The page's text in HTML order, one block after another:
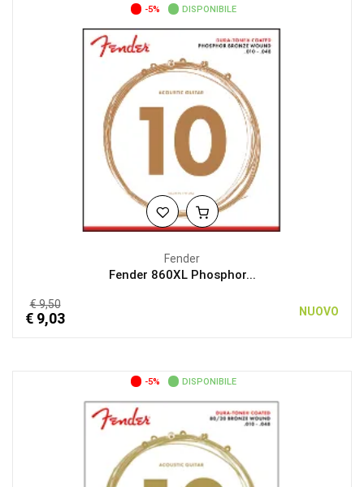
-5% DISPONIBILE
Fender
Fender 860XL Phosphor...
€ 9,50
€ 9,03 NUOVO
-5% DISPONIBILE